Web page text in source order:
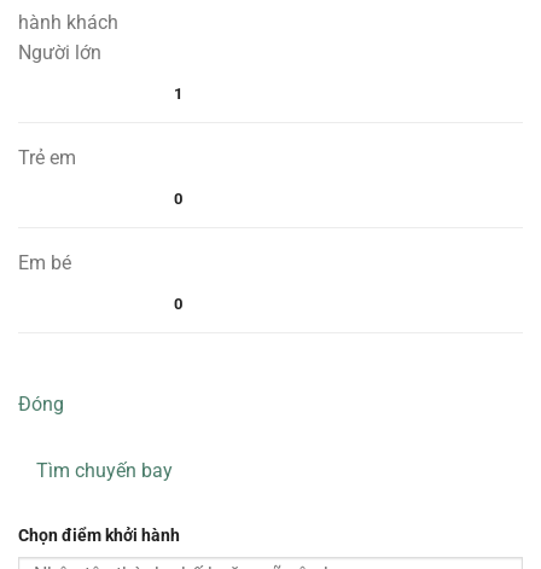
hành khách
Người lớn
1
Trẻ em
0
Em bé
0
Đóng
Tìm chuyến bay
Chọn điểm khởi hành